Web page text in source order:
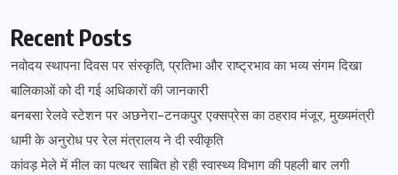
Recent Posts
नवोदय स्थापना दिवस पर संस्कृति, प्रतिभा और राष्ट्रभाव का भव्य संगम दिखा
बालिकाओं को दी गई अधिकारों की जानकारी
बनबसा रेलवे स्टेशन पर अछनेरा-टनकपुर एक्सप्रेस का ठहराव मंजूर, मुख्यमंत्री
धामी के अनुरोध पर रेल मंत्रालय ने दी स्वीकृति
कांवड़ मेले में मील का पत्थर साबित हो रही स्वास्थ्य विभाग की पहली बार लगी